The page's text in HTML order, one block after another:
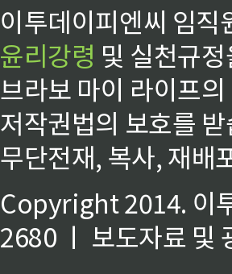
이투데이피엔씨 임
윤리강령 및 실천규
브라보 마이 라이프
저작권법의 보호를
무단전재, 복사, 재배
Copyright 2014. 이
2680 ㅣ 보도자료